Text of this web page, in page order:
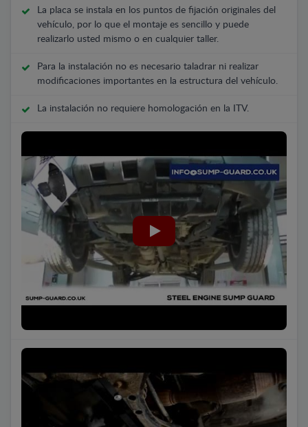
La placa se instala en los puntos de fijación originales del
vehículo, por lo que el montaje es sencillo y puede
realizarlo usted mismo o en cualquier taller.
Para la instalación no es necesario taladrar ni realizar
modificaciones importantes en la estructura del vehículo.
La instalación no requiere homologación en la ITV.